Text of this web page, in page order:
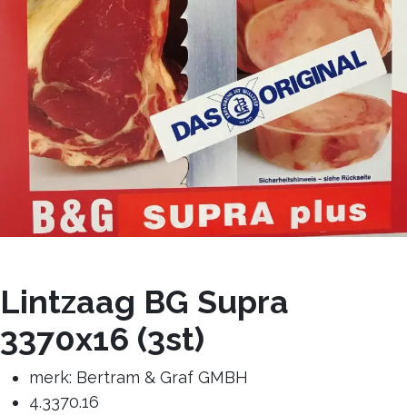
Lintzaag BG Supra
3370x16 (3st)
merk: Bertram & Graf GMBH
4.3370.16